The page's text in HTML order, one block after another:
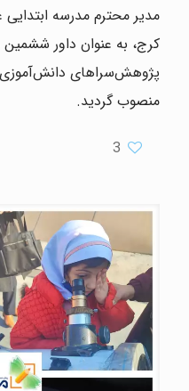
مدیر محترم مدرسه ابتدایی
کرج، به عنوان داور
پژوهش‌سراهای
منصوب گردید.
3